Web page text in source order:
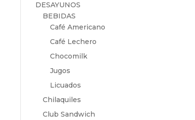
DESAYUNOS
BEBIDAS
Café Americano
Café Lechero
Chocomilk
Jugos
Licuados
Chilaquiles
Club Sandwich